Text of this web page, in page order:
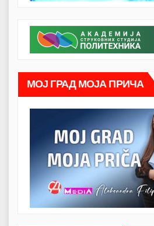
МОЈ ГРАД МОЈА ПРИЧА